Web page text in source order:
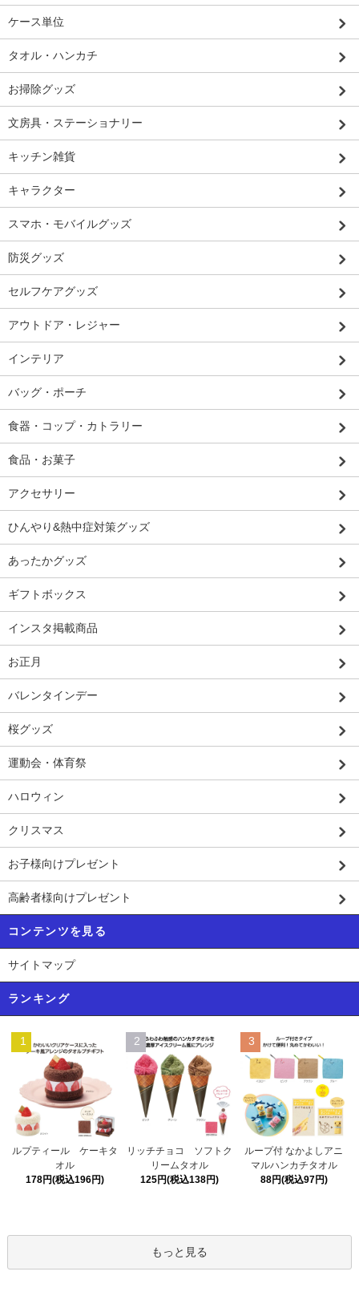
ケース単位
タオル・ハンカチ
お掃除グッズ
文房具・ステーショナリー
キッチン雑貨
キャラクター
スマホ・モバイルグッズ
防災グッズ
セルフケアグッズ
アウトドア・レジャー
インテリア
バッグ・ポーチ
食器・コップ・カトラリー
食品・お菓子
アクセサリー
ひんやり&熱中症対策グッズ
あったかグッズ
ギフトボックス
インスタ掲載商品
お正月
バレンタインデー
桜グッズ
運動会・体育祭
ハロウィン
クリスマス
お子様向けプレゼント
高齢者様向けプレゼント
コンテンツを見る
サイトマップ
ランキング
1
ルプティール ケーキタ
オル
178円(税込196円)
2
リッチチョコ ソフトク
リームタオル
125円(税込138円)
3
ループ付 なかよしアニ
マルハンカチタオル
88円(税込97円)
もっと見る